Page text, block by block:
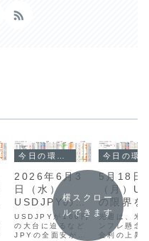
2026年6月3
日（水）
USDJPYの
160円台を警
戒！
USDJPYが160円
の大台に迫るなど
JPYの全面安が続
5月18日
（月）
の限界を
展開？
先週は、米
ンフレ懸念
金利の上昇
横スクロー
ルできます